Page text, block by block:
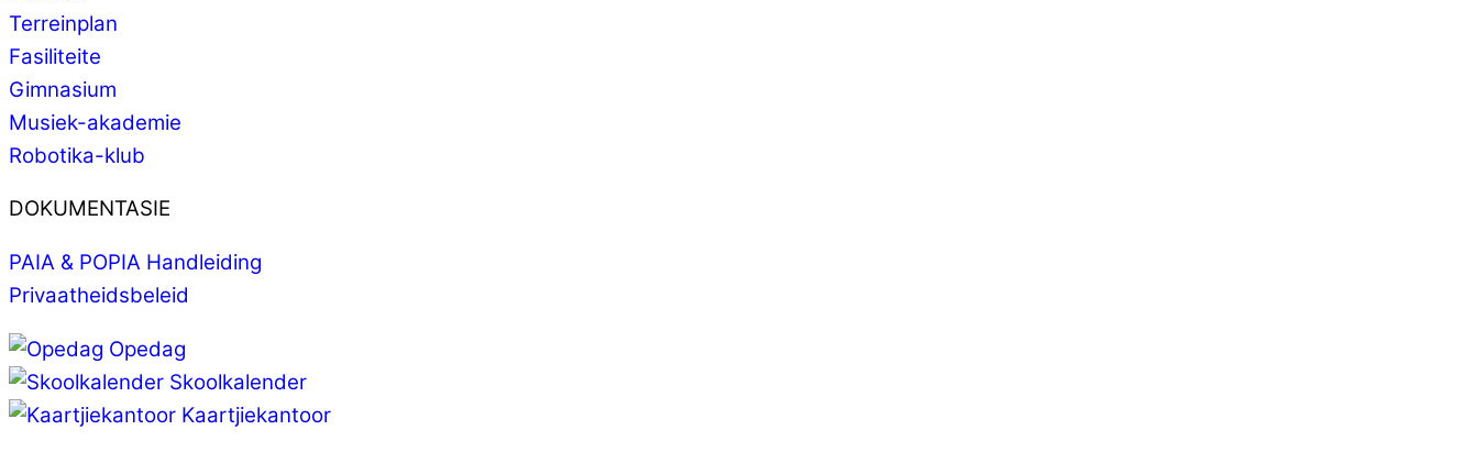
Terreinplan
Fasiliteite
Gimnasium
Musiek-akademie
Robotika-klub
DOKUMENTASIE
PAIA & POPIA Handleiding
Privaatheidsbeleid
Opedag
Skoolkalender
Kaartjiekantoor